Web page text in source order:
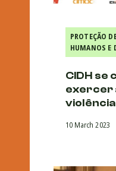
PROTEÇÃO
HUMANOS E
CIDH se
exercer
10 March 2023